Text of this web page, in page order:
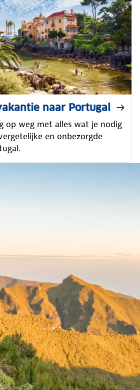
naar Portugal
op weg met alles wat je nodig
en onbezorgde